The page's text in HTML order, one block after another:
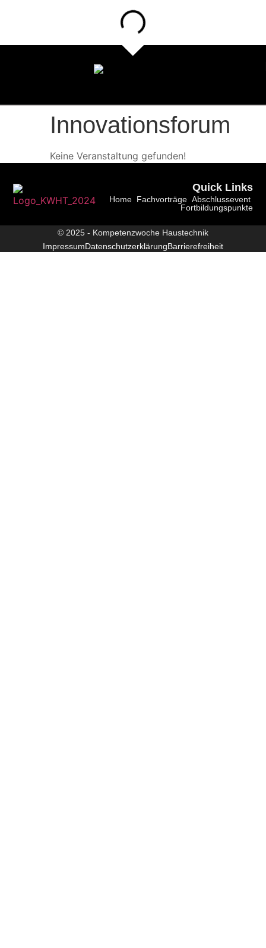
Innovationsforum
Keine Veranstaltung gefunden!
Quick Links
Home Fachvorträge Abschlussevent
Fortbildungspunkte
© 2025 - Kompetenzwoche Haustechnik
ImpressumDatenschutzerklärungBarrierefreiheit